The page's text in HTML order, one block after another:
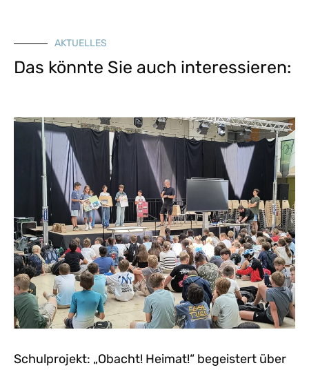
AKTUELLES
Das könnte Sie auch interessieren:
Schulprojekt: „Obacht! Heimat!“ begeistert über